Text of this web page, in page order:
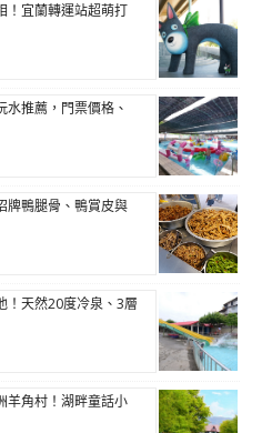
！宜蘭轉運站超萌打
水推薦，門票價格、
牌鴨腿骨、鴨賞皮與
！天然20度冷泉、3層
羊角村！湖畔童話小